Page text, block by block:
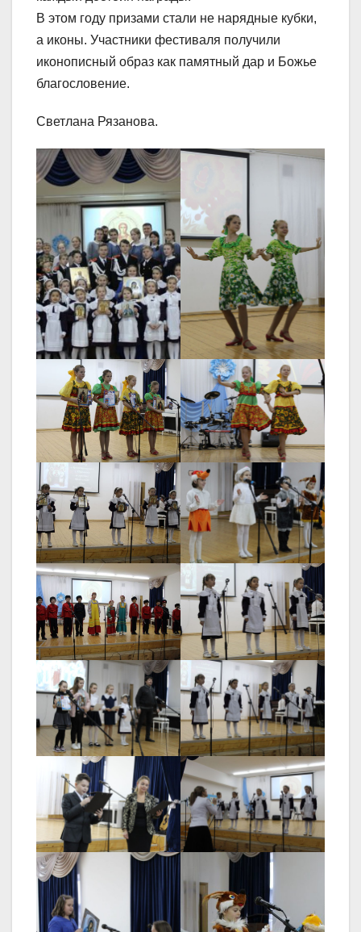
В этом году призами стали не нарядные кубки,
а иконы. Участники фестиваля получили
иконописный образ как памятный дар и Божье
благословение.
Светлана Рязанова.